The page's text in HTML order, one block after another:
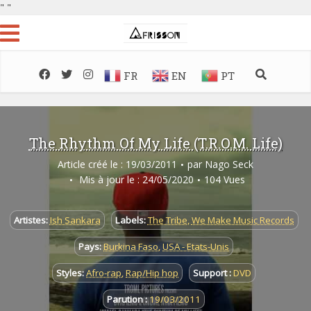
" "
FR EN PT
The Rhythm Of My Life (T.R.O.M. Life)
Article créé le : 19/03/2011 par Nago Seck
Mis à jour le : 24/05/2020
104 Vues
Artistes:Ish Sankara Labels:The Tribe,We Make Music Records
Pays:Burkina Faso,USA - Etats-Unis
Styles:Afro-rap,Rap/Hip hop Support :DVD
Parution : 19/03/2011